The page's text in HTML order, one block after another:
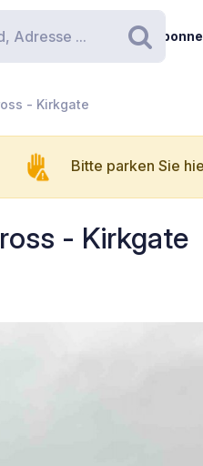
- Kirkgate
Bitte parken Sie
- Kirkgate